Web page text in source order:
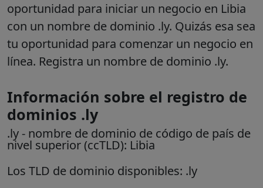
oportunidad para iniciar un negocio en Libia
con un nombre de dominio .ly. Quizás esa sea
tu oportunidad para comenzar un negocio en
línea. Registra un nombre de dominio .ly.
Información sobre el registro de
dominios .ly
.ly - nombre de dominio de código de país de
nivel superior (ccTLD): Libia
Los TLD de dominio disponibles: .ly